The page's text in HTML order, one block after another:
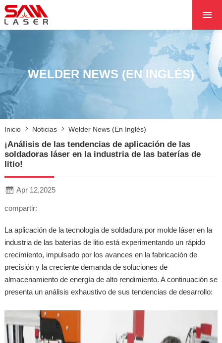
SOBRE NOSOTROS
PRODUCTOS
PROYECTOS
NOTICIAS
CON NOSOTROS
NÚCLEO
WELDER NEWS (EN INGLÉS)
Inicio Noticias Welder News (en Inglés)
¡Análisis de las tendencias de aplicación de las
soldadoras láser en la industria de las baterías de
litio!
Apr 12,2025
compartir:
La aplicación de la tecnología de soldadura por molde láser en la
industria de las baterías de litio está experimentando un rápido
crecimiento, impulsado por los avances en la fabricación de
precisión y la creciente demanda de soluciones de
almacenamiento de energía de alto rendimiento. A continuación se
presenta un análisis exhaustivo de sus tendencias de desarrollo: